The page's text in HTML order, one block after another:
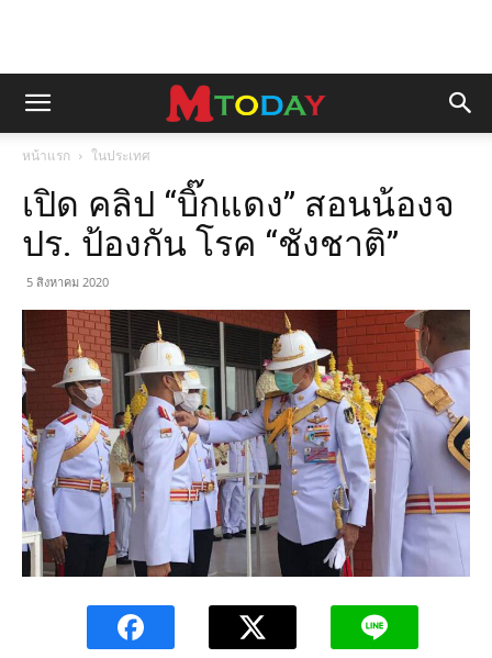
หน้าแรก ในประเทศ
เปิด คลิป “บิ๊กแดง” สอนน้องจ
ปร. ป้องกัน โรค “ชังชาติ”
5 สิงหาคม 2020